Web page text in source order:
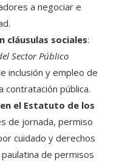
a negociar e
cláusulas sociales:
Sector Público
inclusión y empleo de
contratación pública.
el Estatuto de los
de jornada, permiso
cuidado y derechos
de permisos